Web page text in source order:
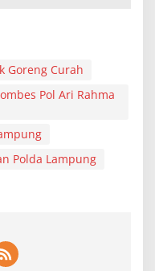
Goreng Curah
Pol Ari Rahma
Polda Lampung